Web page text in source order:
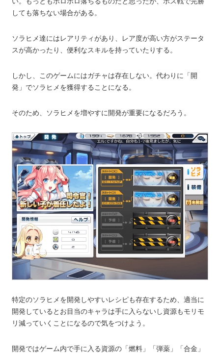
しても落ちない場合がある。
ソラヒメ達にはレアリティがあり、レア度が高い方がステータ
スが高かったり、便利なスキルを持っていたりする。
しかし、このゲームにはガチャは存在しない。代わりに「開
発」でソラヒメを獲得することになる。
そのため、ソラヒメを増やすに開発が重要になるだろう。
特定のソラヒメを開発しやすいレシピも存在するため、適当に
開発しているとお目当のキャラは手に入らないし資源もモリモ
リ減っていくことになるので気をつけよう。
開発ではゲーム内で手に入る資源の「燃料」「弾薬」「合金」